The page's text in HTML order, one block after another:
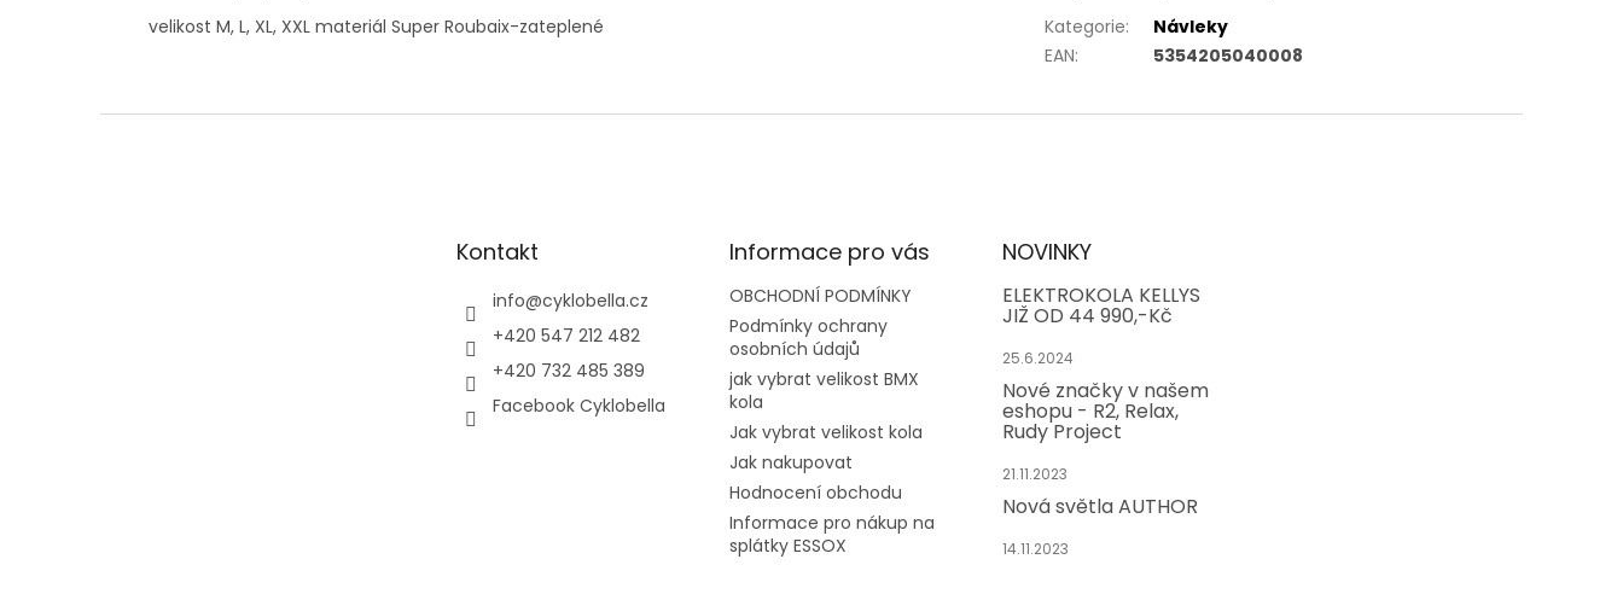
velikost M, L, XL, XXL materiál Super Roubaix-zateplené Kategorie:
Návleky
EAN: 5354205040008
Kontakt
info@cyklobella.cz
+420 547 212 482
+420 732 485 389
Facebook Cyklobella
Informace pro vás
OBCHODNÍ PODMÍNKY
Podmínky ochrany
osobních údajů
jak vybrat velikost BMX
kola
Jak vybrat velikost kola
Jak nakupovat
Hodnocení obchodu
Informace pro nákup na
splátky ESSOX
NOVINKY
ELEKTROKOLA KELLYS
JIŽ OD 44 990,-Kč
25.6.2024
Nové značky v našem
eshopu - R2, Relax,
Rudy Project
21.11.2023
Nová světla AUTHOR
14.11.2023